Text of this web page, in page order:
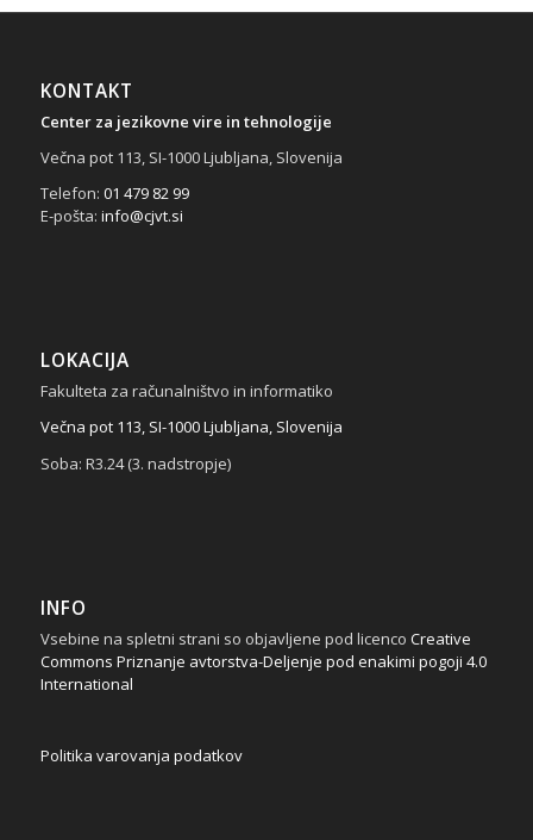
KONTAKT
Center za jezikovne vire in tehnologije
Večna pot 113, SI-1000 Ljubljana, Slovenija
Telefon: 01 479 82 99
E-pošta: info@cjvt.si
LOKACIJA
Fakulteta za računalništvo in informatiko
Večna pot 113, SI-1000 Ljubljana, Slovenija
Soba: R3.24 (3. nadstropje)
INFO
Vsebine na spletni strani so objavljene pod licenco Creative
Commons Priznanje avtorstva-Deljenje pod enakimi pogoji 4.0
International
Politika varovanja podatkov